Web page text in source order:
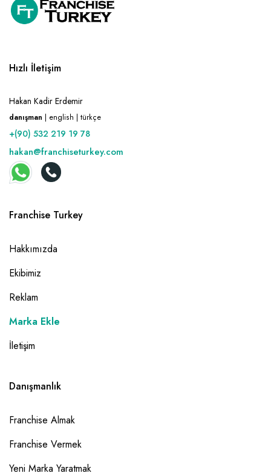
Hızlı İletişim
Hakan Kadir Erdemir
danışman | english | türkçe
+(90) 532 219 19 78
hakan@franchiseturkey.com
Franchise Turkey
Hakkımızda
Ekibimiz
Reklam
Marka Ekle
İletişim
Danışmanlık
Franchise Almak
Franchise Vermek
Yeni Marka Yaratmak